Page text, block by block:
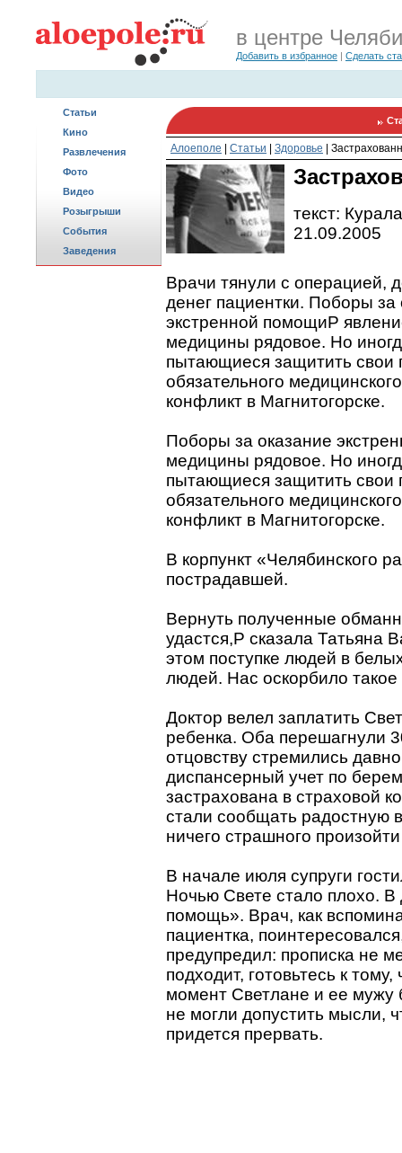
в центре
Добавить в избранное | Сделать
Статьи
Кино
Развлечения
Фото
Видео
Розыгрыши
События
Заведения
Алоеполе Статьи Здоровье
текст:
21.09.2005
Врачи тянули с операцией,
денег пациентки. Поборы за
экстренной помощиP
медицины рядовое. Но
пытающиеся защитить свои
обязательного
конфликт в Магнитогорске.
Поборы за оказание
медицины рядовое. Но
пытающиеся защитить свои
обязательного
конфликт в Магнитогорске.
В корпункт «Челябинского
пострадавшей.
Вернуть полученные
удастся,P сказала Татьяна
этом поступке людей в
людей. Нас оскорбило
Доктор велел заплатить
ребенка. Оба перешагнули
отцовству стремились
диспансерный учет по
застрахована в страховой
стали сообщать радостную
ничего страшного
В начале июля супруги
Ночью Свете стало плохо.
помощь». Врач, как
пациентка,
предупредил: прописка не
подходит, готовьтесь к
момент Светлане и ее мужу
не могли допустить мысли,
придется прервать.